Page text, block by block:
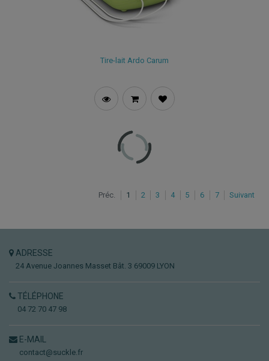
Tire-lait Ardo Carum
Préc. 1 2 3 4 5 6 7 Suivant
ADRESSE
24 Avenue Joannes Masset Bât. 3 69009 LYON
TÉLÉPHONE
04 72 70 47 98
E-MAIL
contact@suckle.fr